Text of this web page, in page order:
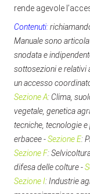
rende agevole
Contenuti:
Manuale sono
snodata e
sottosezioni e relativi
un accesso
Sezione A: Clima,
vegetale, genetica
tecniche, tecnologie
erbacee -Sezione E:
Sezione F:
difesa delle colture -
Sezione I: Industrie